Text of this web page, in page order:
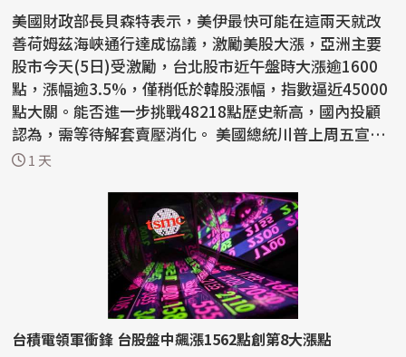
美國財政部長貝森特表示，美伊最快可能在這兩天就改
善荷姆茲海峽通行達成協議，激勵美股大漲，亞洲主要
股市今天(5日)受激勵，台北股市近午盤時大漲逾1600
點，漲幅逾3.5%，僅稍低於韓股漲幅，指數逼近45000
點大關。能否進一步挑戰48218點歷史新高，國內投顧
認為，需等待解套賣壓消化。 美國總統川普上周五宣稱
要恢復攻...
1 天
台積電領軍衝鋒 台股盤中飆漲1562點創第8大漲點